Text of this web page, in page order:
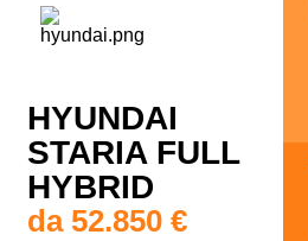
HYUNDAI
STARIA FULL
HYBRID
da 52.850 €